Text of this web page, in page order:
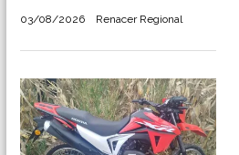
Renacer Regional
03/08/2026